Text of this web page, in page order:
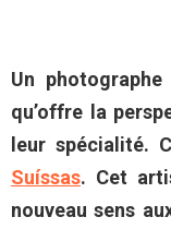
Un
qu’offre la
leur spécialité.
Suíssas. Cet
nouveau sens